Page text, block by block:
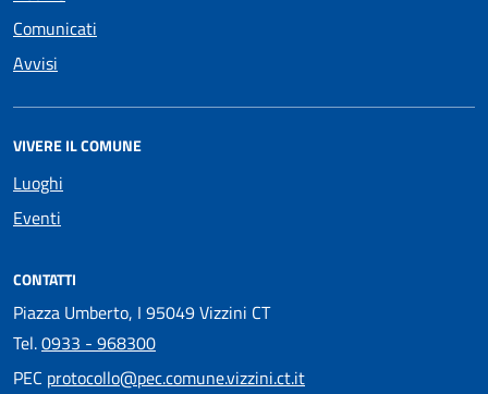
Comunicati
Avvisi
VIVERE IL COMUNE
Luoghi
Eventi
CONTATTI
Piazza Umberto, I 95049 Vizzini CT
Tel.0933 - 968300
PEC protocollo@pec.comune.vizzini.ct.it